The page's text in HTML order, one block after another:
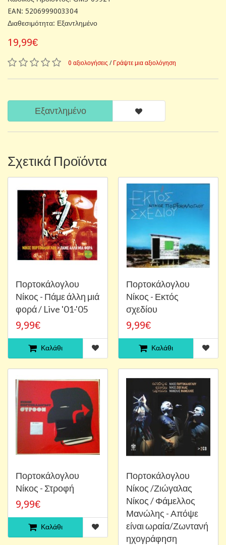
EAN: 5206999003304
Διαθεσιμότητα: Εξαντλημένο
19,99€
0 αξιολογήσεις / Γράψτε μια αξιολόγηση
Εξαντλημένο
Σχετικά Προϊόντα
Πορτοκάλογλου
Νίκος - Πάμε άλλη μιά
φορά / Live '01-'05
9,99€
Καλάθι
Πορτοκάλογλου
Νίκος - Εκτός
σχεδίου
9,99€
Καλάθι
Πορτοκάλογλου
Νίκος - Στροφή
9,99€
Καλάθι
Πορτοκάλογλου
Νίκος /Ζιώγαλας
Νίκος / Φάμελλος
Μανώλης - Απόψε
είναι ωραία/Ζωντανή
ηχογράφηση